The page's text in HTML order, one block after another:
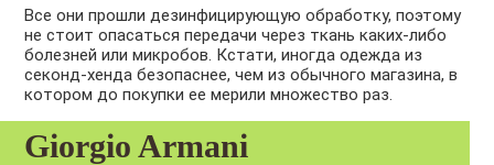
Все они прошли дезинфицирующую обработку, поэтому
не стоит опасаться передачи через ткань каких-либо
болезней или микробов. Кстати, иногда одежда из
секонд-хенда безопаснее, чем из обычного магазина, в
котором до покупки ее мерили множество раз.
Giorgio Armani